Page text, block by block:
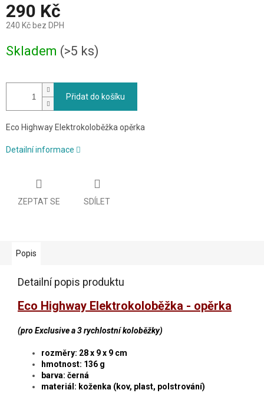
290 Kč
240 Kč bez DPH
cena:
Skladem (>5 ks)
Přidat do košíku
Eco Highway Elektrokoloběžka opěrka
Detailní informace
ZEPTAT SE SDÍLET
Popis
Detailní popis produktu
Eco Highway Elektrokoloběžka - opěrka
(pro Exclusive a 3 rychlostní koloběžky)
rozměry: 28 x 9 x 9 cm
hmotnost: 136 g
barva: černá
materiál: koženka (kov, plast, polstrování)